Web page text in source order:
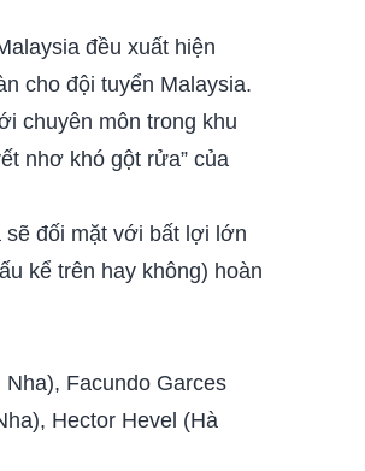
đều xuất hiện
cho đội tuyển Malaysia.
chuyên môn trong khu
nhơ khó gột rửa” của
sẽ đối mặt với bất lợi lớn
kể trên hay không) hoàn
Facundo Garces
Hector Hevel (Hà